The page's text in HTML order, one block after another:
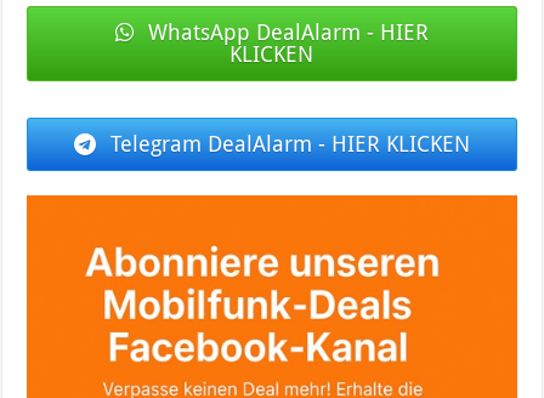
WhatsApp DealAlarm - HIER
KLICKEN
Telegram DealAlarm - HIER KLICKEN